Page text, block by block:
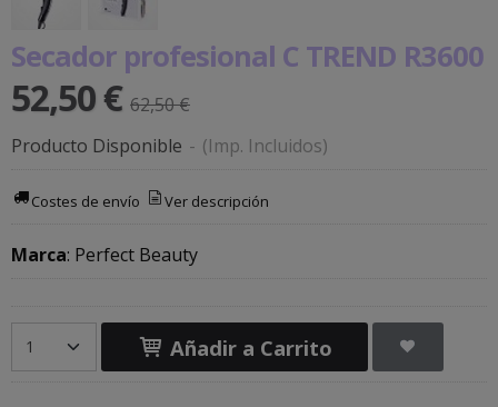
Secador profesional C TREND R3600
52,50 € 62,50 €
Producto Disponible - (Imp. Incluidos)
Costes de envío Ver descripción
Marca: Perfect Beauty
Añadir a Carrito